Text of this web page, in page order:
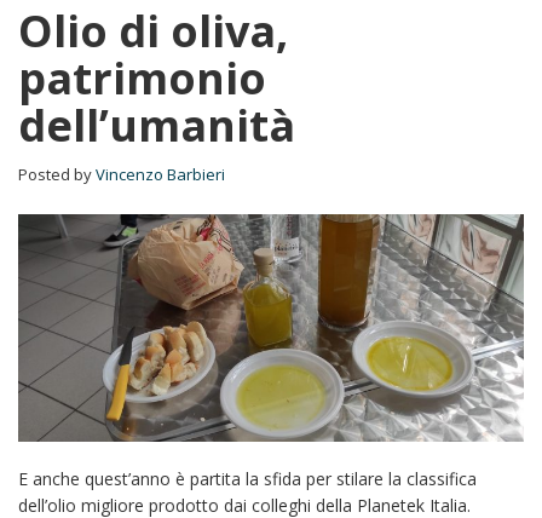
Olio di oliva,
patrimonio
dell’umanità
Posted byVincenzo Barbieri
E anche quest’anno è partita la sfida per stilare la classifica
dell’olio migliore prodotto dai colleghi della Planetek Italia.